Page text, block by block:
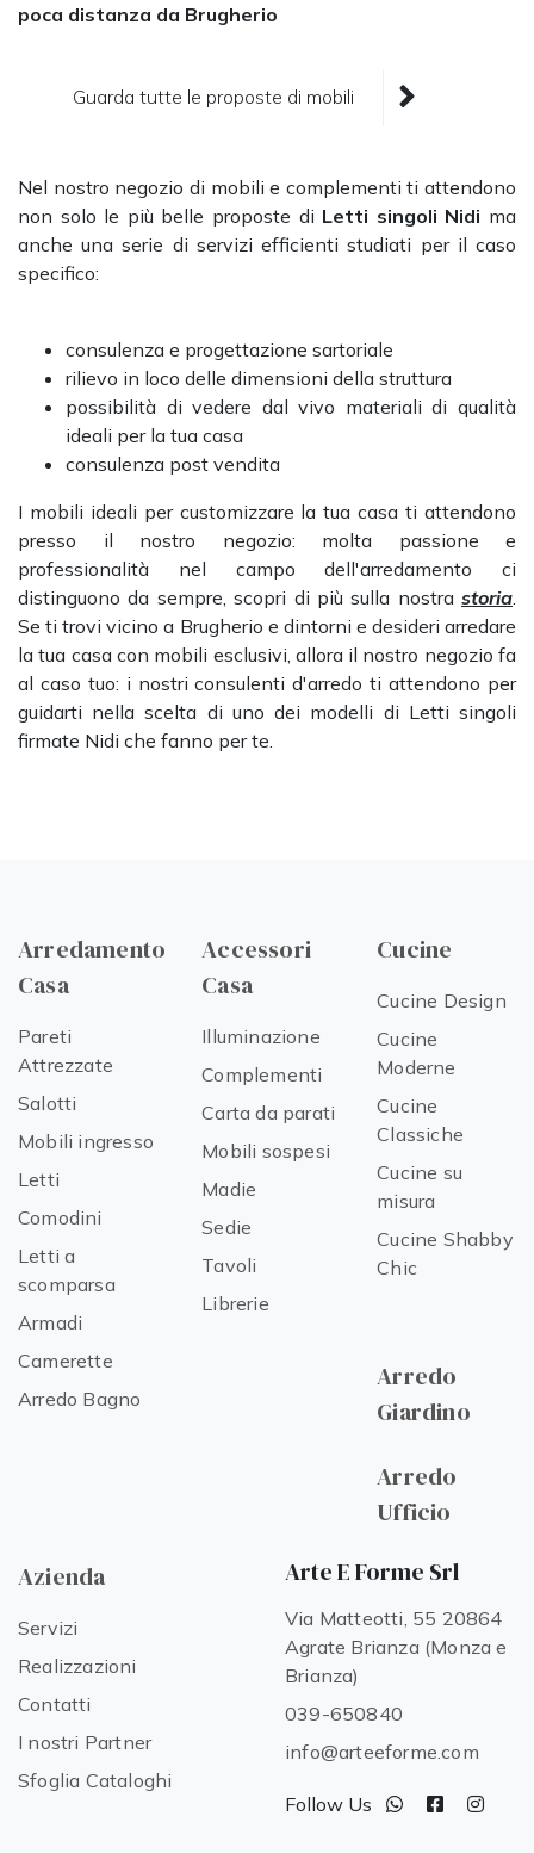
poca distanza da Brugherio
Guarda tutte le proposte di mobili
Nel nostro negozio di mobili e complementi ti attendono
non solo le più belle proposte di Letti singoli Nidi ma
anche una serie di servizi efficienti studiati per il caso
specifico:
consulenza e progettazione sartoriale
rilievo in loco delle dimensioni della struttura
possibilità di vedere dal vivo materiali di qualità
ideali per la tua casa
consulenza post vendita
I mobili ideali per customizzare la tua casa ti attendono
presso il nostro negozio: molta passione e
professionalità nel campo dell'arredamento ci
distinguono da sempre, scopri di più sulla nostra storia.
Se ti trovi vicino a Brugherio e dintorni e desideri arredare
la tua casa con mobili esclusivi, allora il nostro negozio fa
al caso tuo: i nostri consulenti d'arredo ti attendono per
guidarti nella scelta di uno dei modelli di Letti singoli
firmate Nidi che fanno per te.
Arredamento
Casa
Pareti
Attrezzate
Salotti
Mobili ingresso
Letti
Comodini
Letti a
scomparsa
Armadi
Camerette
Arredo Bagno
Accessori
Casa
Illuminazione
Complementi
Carta da parati
Mobili sospesi
Madie
Sedie
Tavoli
Librerie
Cucine
Cucine Design
Cucine
Moderne
Cucine
Classiche
Cucine su
misura
Cucine Shabby
Chic
Arredo
Giardino
Arredo
Ufficio
Azienda
Servizi
Realizzazioni
Contatti
I nostri Partner
Sfoglia Cataloghi
Arte E Forme Srl
Via Matteotti, 55 20864
Agrate Brianza (Monza e
Brianza)
039-650840
info@arteeforme.com
Follow Us